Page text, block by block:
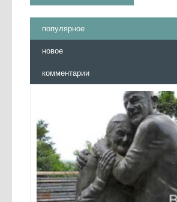
популярное
новое
комментарии